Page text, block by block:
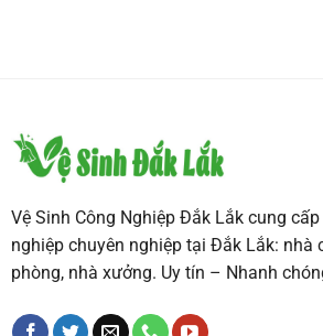
Vệ Sinh Công Nghiệp Đắk Lắk cung
nghiệp chuyên nghiệp tại Đắk Lắk: nhà
phòng, nhà xưởng. Uy tín – Nhanh